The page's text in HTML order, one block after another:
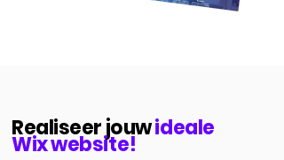
Realiseer jouwideale
Wix website!